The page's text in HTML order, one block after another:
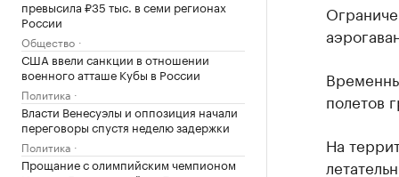
превысила ₽35 тыс. в семи регионах
России
Общество
США ввели санкции в отношении
военного атташе Кубы в России
Политика
Власти Венесуэлы и оппозиция начали
переговоры спустя неделю задержки
Политика
Прощание с олимпийским чемпионом
полетов
На